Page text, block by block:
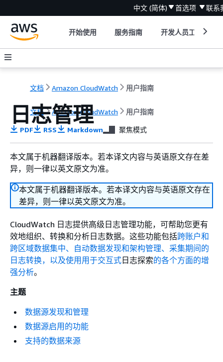
中文 (简体) 首选项 联系
开始使用 服务指南 开发人员工具
文档 Amazon CloudWatch 用户指南
文档 Amazon CloudWatch 用户指南
日志管理
PDF RSS Markdown 聚焦模式
本文属于机器翻译版本。若本译文内容与英语原文存在差
异，则一律以英文原文为准。
本文属于机器翻译版本。若本译文内容与英语原文存在
差异，则一律以英文原文为准。
CloudWatch 日志提供高级日志管理功能，可帮助您更有
效地组织、转换和分析日志数据。这些功能包括跨账户和
跨区域数据集中、自动数据发现和架构管理、采集期间的
日志转换， 以及使用用于交互式 日志探索的各个方面的增
强分析。
主题
数据源发现和管理
数据源启用的功能
支持的数据来源